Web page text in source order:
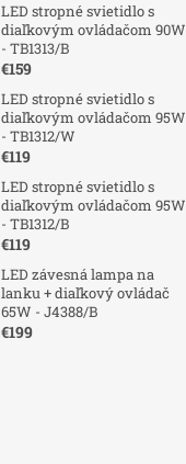
LED stropné svietidlo s
diaľkovým ovládačom 90W
- TB1313/B
€159
LED stropné svietidlo s
diaľkovým ovládačom 95W
- TB1312/W
€119
LED stropné svietidlo s
diaľkovým ovládačom 95W
- TB1312/B
€119
LED závesná lampa na
lanku + diaľkový ovládač
65W - J4388/B
€199